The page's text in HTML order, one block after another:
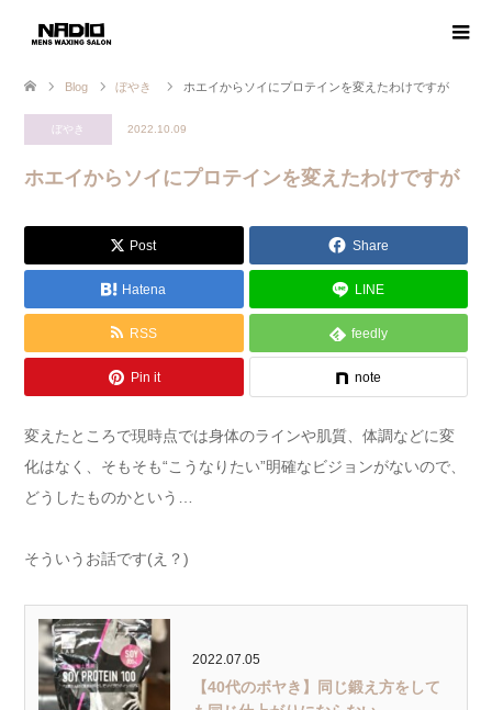
Blog ぼやき ホエイからソイにプロテインを変えたわけですが
ぼやき 2022.10.09
ホエイからソイにプロテインを変えたわけですが
Post Share
Hatena LINE
RSS feedly
Pin it note
変えたところで現時点では身体のラインや肌質、体調などに変
化はなく、そもそも“こうなりたい”明確なビジョンがないので、
どうしたものかという…
そういうお話です(え？)
2022.07.05
【40代のボヤき】同じ鍛え方をして